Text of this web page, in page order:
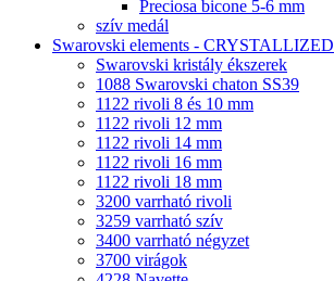
Preciosa bicone 5-6 mm
szív medál
Swarovski elements - CRYSTALLIZED
Swarovski kristály ékszerek
1088 Swarovski chaton SS39
1122 rivoli 8 és 10 mm
1122 rivoli 12 mm
1122 rivoli 14 mm
1122 rivoli 16 mm
1122 rivoli 18 mm
3200 varrható rivoli
3259 varrható szív
3400 varrható négyzet
3700 virágok